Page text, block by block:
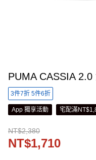
PUMA CASSIA
3件7折 5件6折
App 獨享活動 宅配滿
NT$2,380
NT$1,710